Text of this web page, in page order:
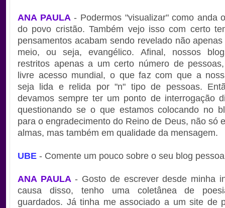
ANA PAULA- Podermos "visualizar" como anda
do povo cristão. Também vejo isso com certo
pensamentos acabam sendo revelado não
meio, ou seja, evangélico. Afinal, nossos
restritos apenas a um certo número de
livre acesso mundial, o que faz com que a
seja lida e relida por "n" tipo de pessoas.
devamos sempre ter um ponto de interrogação
questionando se o que estamos colocando no
para o engradecimento do Reino de Deus, não só
almas, mas também em qualidade da mensagem.
UBE - Comente um pouco sobre o seu blog
ANA PAULA- Gosto de escrever desde minha
causa disso, tenho uma coletânea de
guardados. Já tinha me associado a um site de